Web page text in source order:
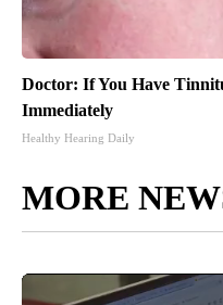
Doctor: If You Have
Immediately
Healthy Hearing Daily
MORE